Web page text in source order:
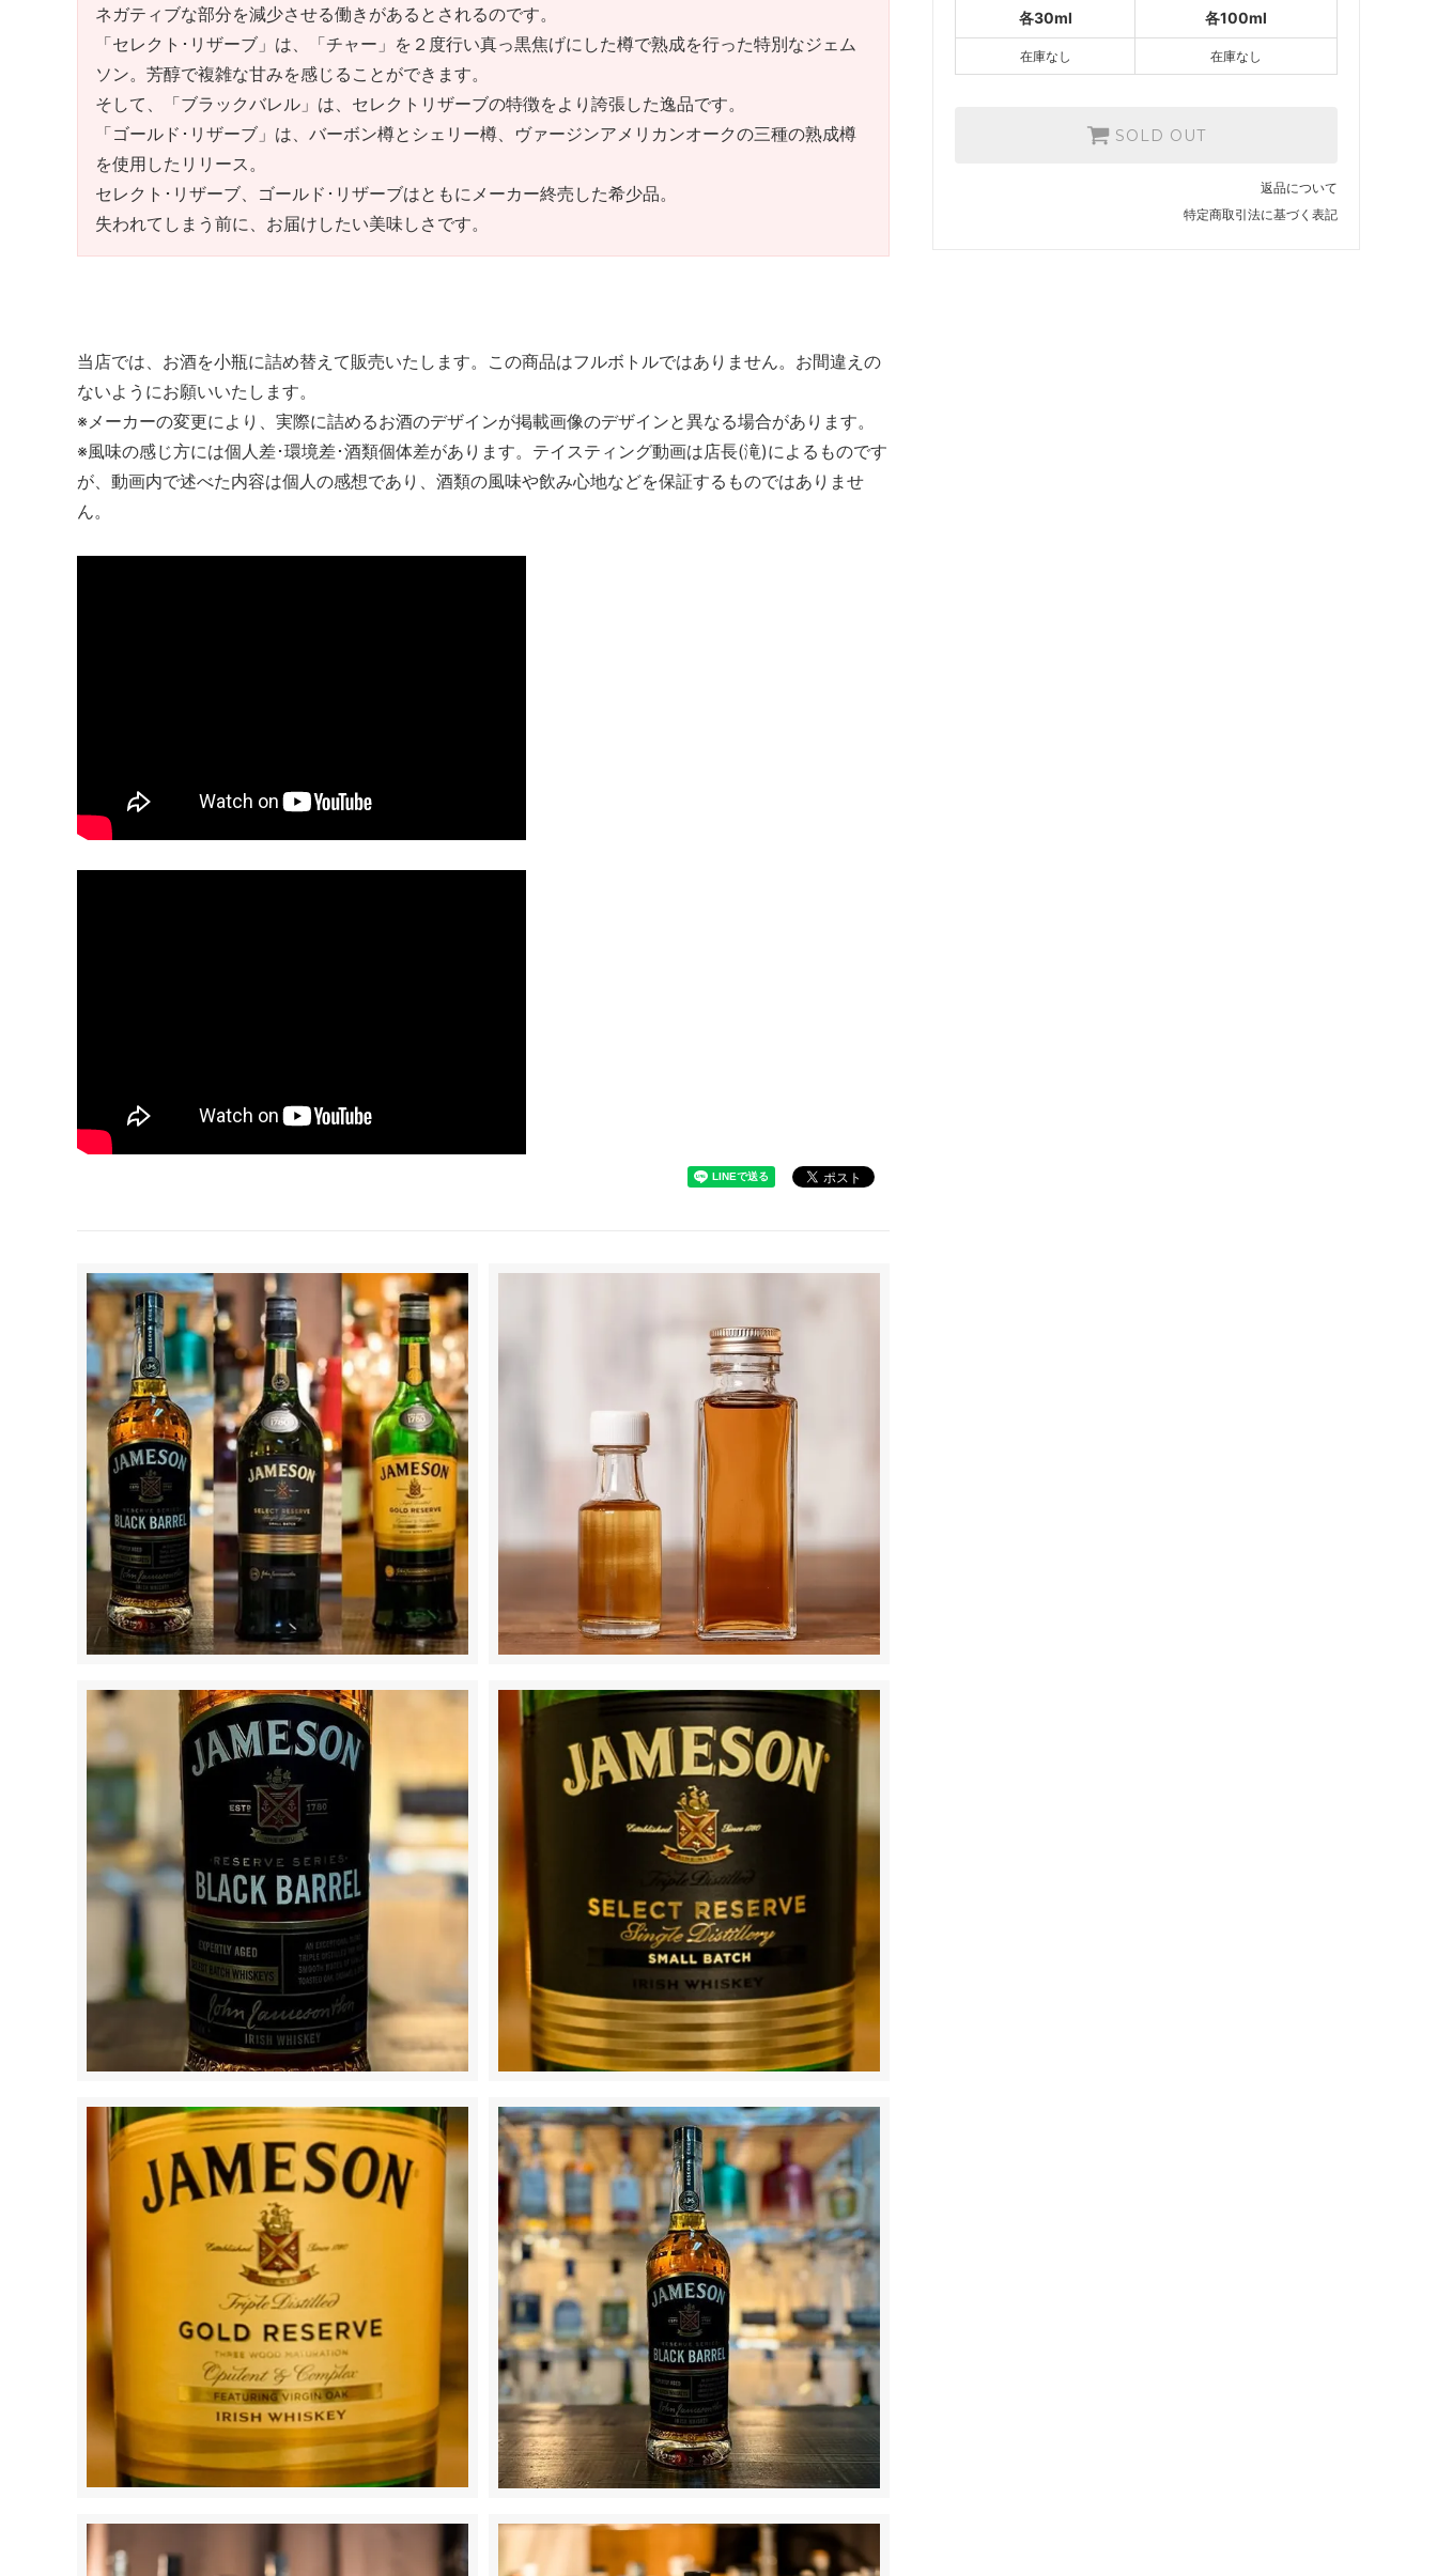
SOLD OUT
各30ml
各100ml
在庫なし 在庫なし
SOLD OUT
返品について
特定商取引法に基づく表記
ネガティブな部分を減少させる働きがあるとされるのです。
「セレクト･リザーブ」は、「チャー」を２度行い真っ黒焦げにした樽で熟成を行った特別なジェム
ソン。芳醇で複雑な甘みを感じることができます。
そして、「ブラックバレル」は、セレクトリザーブの特徴をより誇張した逸品です。
「ゴールド･リザーブ」は、バーボン樽とシェリー樽、ヴァージンアメリカンオークの三種の熟成樽
を使用したリリース。
セレクト･リザーブ、ゴールド･リザーブはともにメーカー終売した希少品。
失われてしまう前に、お届けしたい美味しさです。
当店では、お酒を小瓶に詰め替えて販売いたします。この商品はフルボトルではありません。お間違えの
ないようにお願いいたします。
※メーカーの変更により、実際に詰めるお酒のデザインが掲載画像のデザインと異なる場合があります。
※風味の感じ方には個人差･環境差･酒類個体差があります。テイスティング動画は店長(滝)によるものです
が、動画内で述べた内容は個人の感想であり、酒類の風味や飲み心地などを保証するものではありませ
ん。